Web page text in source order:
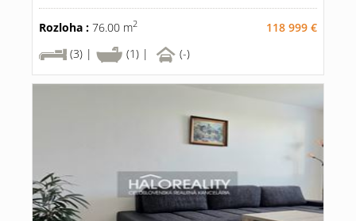
Rozloha : 76.00 m2
118 999 €
(3) |
(1) | (-)